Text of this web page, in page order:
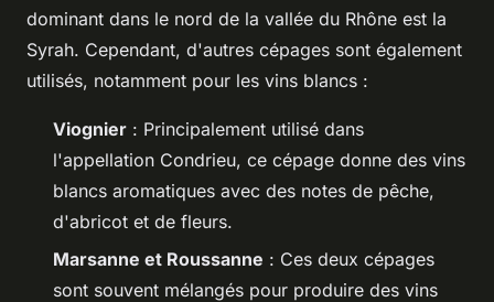
dominant dans le nord de la vallée du Rhône est la
Syrah. Cependant, d'autres cépages sont également
utilisés, notamment pour les vins blancs :
Viognier : Principalement utilisé dans
l'appellation Condrieu, ce cépage donne des vins
blancs aromatiques avec des notes de pêche,
d'abricot et de fleurs.
Marsanne et Roussanne : Ces deux cépages
sont souvent mélangés pour produire des vins